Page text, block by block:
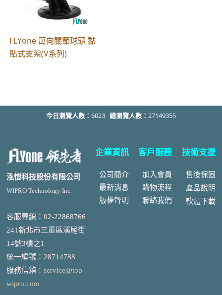
FLYone 萬向關節球頭 黏
貼式支架(V系列)
今日瀏覽人數： 6023 總瀏覽人數： 27149355
泓愷科技股份有限公司
WIPRO Technology Inc.
客服專線：02-22868766
241新北市三重區溪尾街
14號3樓之1
統一編號 ： 28714788
服務信箱： service@top-
wipro.com
企業資訊
公司簡介
最新消息
版權聲明
客戶服務
加入會員
購物流程
聯絡我們
技術支援
售後保固
產品說明
軟體下載